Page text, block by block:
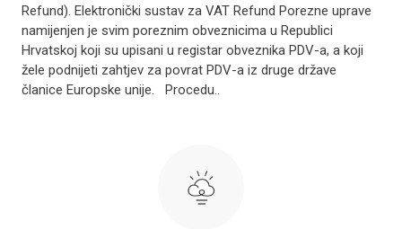
Refund). Elektronički sustav za VAT Refund Porezne uprave
namijenjen je svim poreznim obveznicima u Republici
Hrvatskoj koji su upisani u registar obveznika PDV-a, a koji
žele podnijeti zahtjev za povrat PDV-a iz druge države
članice Europske unije. Procedu..